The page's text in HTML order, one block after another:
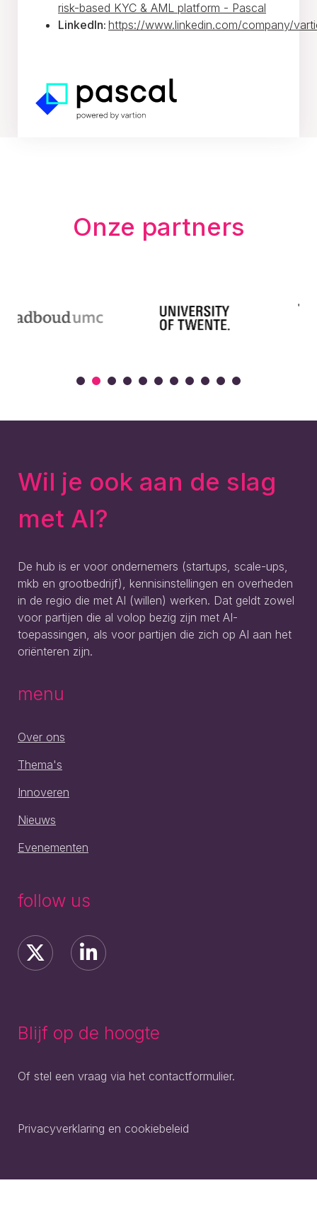
risk-based KYC & AML platform - Pascal
LinkedIn: https://www.linkedin.com/company/
Onze partners
Wil je ook aan de slag
met AI?
De hub is er voor ondernemers (startups, scale-ups,
mkb en grootbedrijf), kennisinstellingen en overheden
in de regio die met AI (willen) werken. Dat geldt zowel
voor partijen die al volop bezig zijn met AI-
toepassingen, als voor partijen die zich op AI aan het
oriënteren zijn.
menu
Over ons
Thema's
Innoveren
Nieuws
Evenementen
follow us
Blijf op de hoogte
Of stel een vraag via het contactformulier.
Privacyverklaring en cookiebeleid